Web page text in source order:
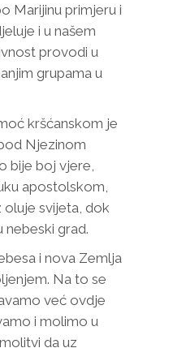
Marijinu primjeru i
i u našem
provodi u
grupama u
kršćanskom je
Njezinom
bije boj vjere,
apostolskom,
svijeta, dok
nebeski grad.
i nova Zemlja
Na to se
već ovdje
i molimo u
da uz